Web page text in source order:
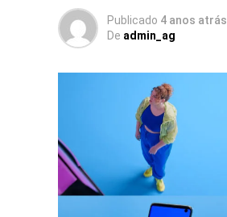
Publicado 4 anos atrás
De admin_ag